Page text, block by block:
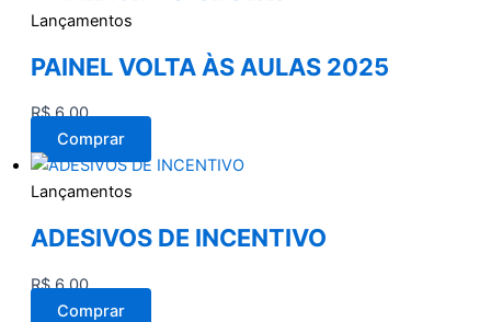
Lançamentos
PAINEL VOLTA ÀS AULAS 2025
R$6,00
Comprar
Lançamentos
ADESIVOS DE INCENTIVO
R$6,00
Comprar